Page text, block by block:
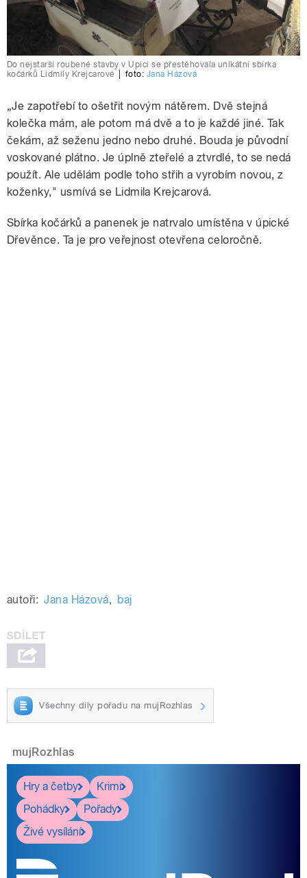
Do nejstarší roubené stavby v Úpici se přestěhovala unikátní sbírka
kočárků Lidmily Krejcarové
foto: Jana Házová
„Je zapotřebí to ošetřit novým nátěrem. Dvě stejná
kolečka mám, ale potom má dvě a to je každé jiné. Tak
čekám, až seženu jedno nebo druhé. Bouda je původní
voskované plátno. Je úplně zteřelé a ztvrdlé, to se nedá
použít. Ale udělám podle toho střih a vyrobím novou, z
koženky," usmívá se Lidmila Krejcarová.
Sbírka kočárků a panenek je natrvalo umístěna v úpické
Dřevěnce. Ta je pro veřejnost otevřena celoročně.
autoři: Jana Házová, baj
Všechny díly pořadu na mujRozhlas
mujRozhlas
Hry a četby
Krimi
Pohádky
Pořady
Živé vysílání